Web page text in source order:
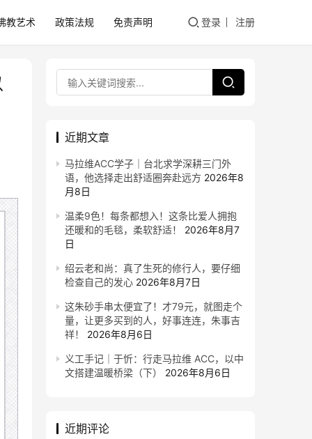
教艺术 政策法规 免责声明 登录 注册
近期文章
马拉维ACC学子｜台北求学深耕三门外
语，他选择走出舒适圈奔赴远方 2026年8
月8日
温柔9色！每条都想入！这条比爱人拥抱
还暖和的毛毯，柔软舒适！
2026年8月7
日
绍云老和尚：真了生死的修行人，要仔细
检查自己的发心 2026年8月7日
这朱砂手串太便宜了！才79元，就图走个
量，让更多买到的人，好事连连，朱事吉
祥！
2026年8月6日
义工手记｜于忻：行走马拉维 ACC，以中
文搭建温暖桥梁（下）
2026年8月6日
近期评论